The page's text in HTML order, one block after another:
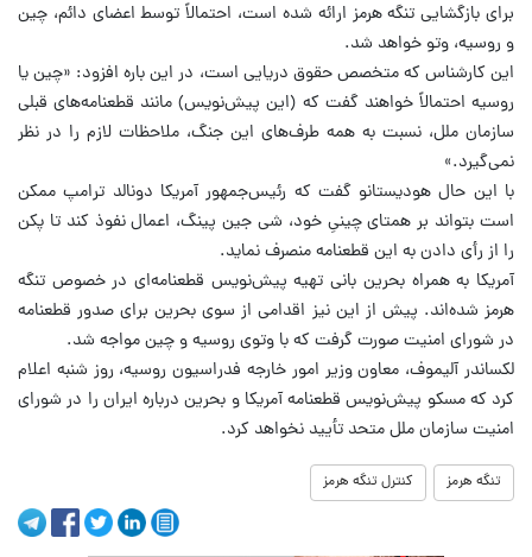
برای بازگشایی تنگه هرمز ارائه شده است، احتمالاً توسط اعضای دائم، چین
و روسیه، وتو خواهد شد.
این کارشناس که متخصص حقوق دریایی است، در این باره افزود: «چین یا
روسیه احتمالاً خواهند گفت که (این پیش‌نویس) مانند قطعنامه‌های قبلی
سازمان ملل، نسبت به همه طرف‌های این جنگ، ملاحظات لازم را در نظر
نمی‌گیرد.»
با این حال هودیستانو گفت که رئیس‌جمهور آمریکا دونالد ترامپ ممکن
است بتواند بر همتای چینیِ خود، شی جین پینگ، اعمال نفوذ کند تا پکن
را از رأی دادن به این قطعنامه منصرف نماید.
آمریکا به همراه بحرین بانی تهیه پیش‌نویس قطعنامه‌ای در خصوص تنگه
هرمز شده‌اند. پیش از این نیز اقدامی از سوی بحرین برای صدور قطعنامه
در شورای امنیت صورت گرفت که با وتوی روسیه و چین مواجه شد.
لکساندر آلیموف، معاون وزیر امور خارجه فدراسیون روسیه، روز شنبه اعلام
کرد که مسکو پیش‌نویس قطعنامه آمریکا و بحرین درباره ایران را در شورای
امنیت سازمان ملل متحد تأیید نخواهد کرد.
تنگه هرمز کنترل تنگه هرمز